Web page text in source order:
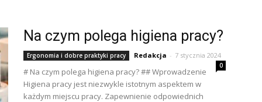
Na czym polega higiena pracy?
Ergonomia i dobre praktyki pracy Redakcja - 7 stycznia 2024
0
# Na czym polega higiena pracy? ## Wprowadzenie
Higiena pracy jest niezwykle istotnym aspektem w
każdym miejscu pracy. Zapewnienie odpowiednich